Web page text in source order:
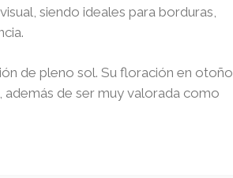
siendo ideales para borduras,
de pleno sol. Su floración en otoño
de ser muy valorada como